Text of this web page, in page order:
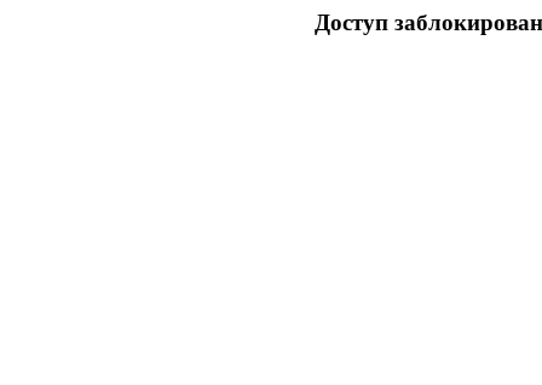
Доступ